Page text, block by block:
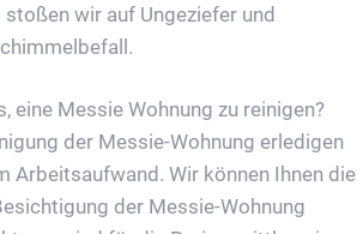
wir auf Ungeziefer und
eine Messie Wohnung zu reinigen?
der Messie-Wohnung erledigen
Arbeitsaufwand. Wir können Ihnen die
der Messie-Wohnung